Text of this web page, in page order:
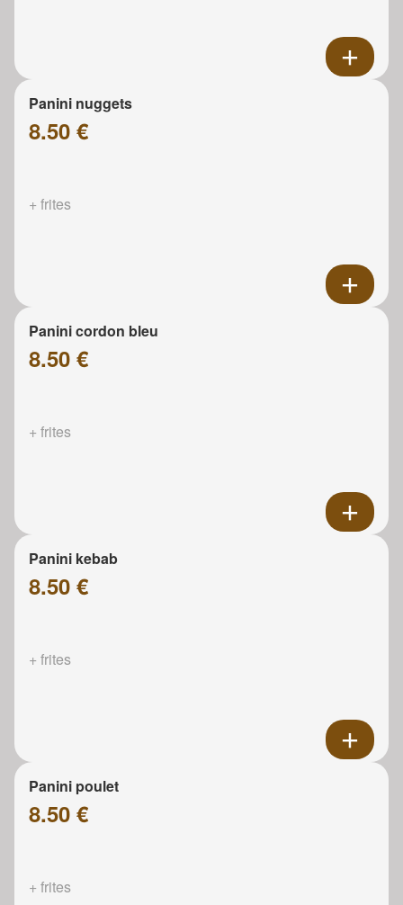
Panini nuggets
8.50 €
+ frites
Panini cordon bleu
8.50 €
+ frites
Panini kebab
8.50 €
+ frites
Panini poulet
8.50 €
+ frites